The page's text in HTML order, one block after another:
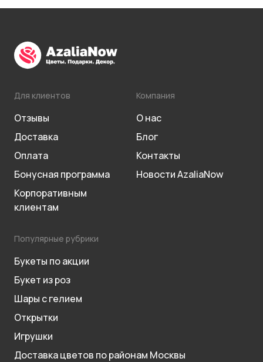
Для клиентов
Отзывы
Доставка
Оплата
Бонусная программа
Корпоративным
клиентам
Компания
О нас
Блог
Контакты
Новости AzaliaNow
Популярные рубрики
Букеты по акции
Букет из роз
Шары с гелием
Открытки
Игрушки
Доставка цветов по районам Москвы